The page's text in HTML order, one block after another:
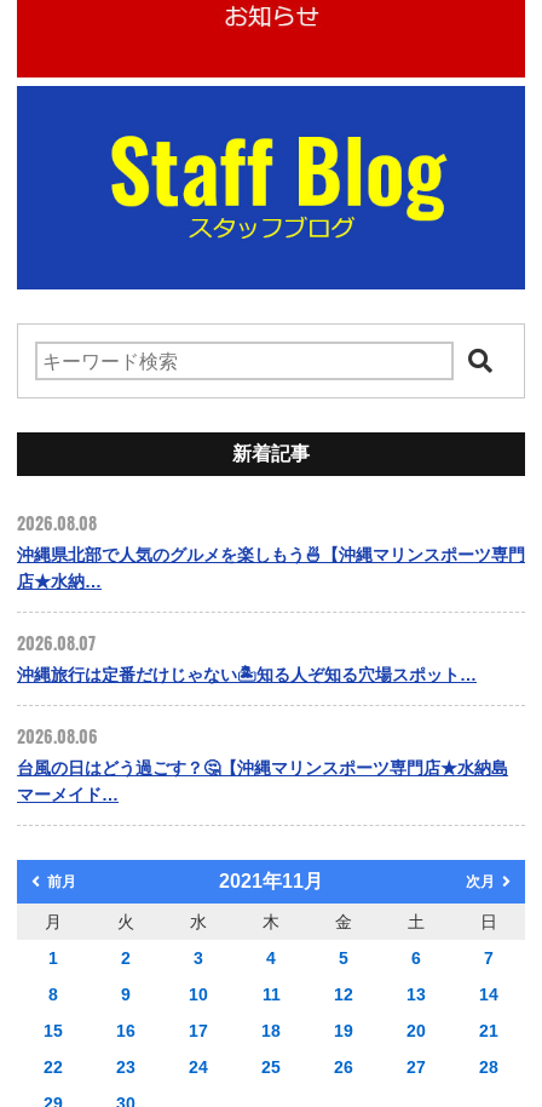
新着記事
2026.08.08
沖縄県北部で人気のグルメを楽しもう🍜【沖縄マリンスポーツ専門
店★水納…
2026.08.07
沖縄旅行は定番だけじゃない🏝️知る人ぞ知る穴場スポット…
2026.08.06
台風の日はどう過ごす？🤔【沖縄マリンスポーツ専門店★水納島
マーメイド…
前月 2021年11月 次月
月 火 水 木 金 土
日
1
2 3 4 5 6
7
8
9 10 11 12 13
14
15
16 17 18 19 20
21
22
23 24 25 26 27
28
29
30